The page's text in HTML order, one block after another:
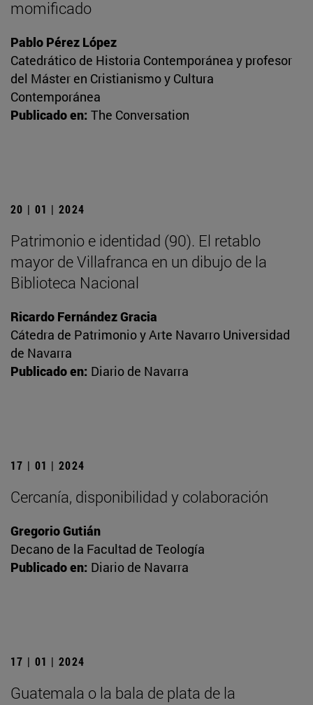
momificado
Pablo Pérez López
Catedrático de Historia Contemporánea y profesor
del Máster en Cristianismo y Cultura
Contemporánea
Publicado en: The Conversation
20 | 01 | 2024
Patrimonio e identidad (90). El retablo
mayor de Villafranca en un dibujo de la
Biblioteca Nacional
Ricardo Fernández Gracia
Cátedra de Patrimonio y Arte Navarro Universidad
de Navarra
Publicado en: Diario de Navarra
17 | 01 | 2024
Cercanía, disponibilidad y colaboración
Gregorio Gutián
Decano de la Facultad de Teología
Publicado en: Diario de Navarra
17 | 01 | 2024
Guatemala o la bala de plata de la